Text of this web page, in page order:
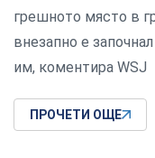
грешното място в
внезапно е
им, коментира WSJ
ПРОЧЕТИ ОЩЕ